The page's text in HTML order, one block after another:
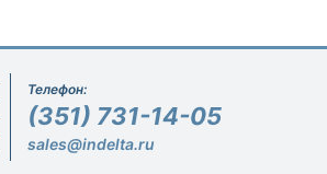
Телефон:
(351) 731-14-05
sales@indelta.ru